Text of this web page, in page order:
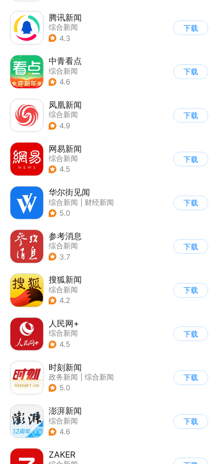
腾讯新闻
综合新闻
4.3
下载
中青看点
综合新闻
4.6
下载
凤凰新闻
综合新闻
4.9
下载
网易新闻
综合新闻
4.5
下载
华尔街见闻
综合新闻
财经新闻
5.0
下载
参考消息
综合新闻
3.7
下载
搜狐新闻
综合新闻
4.2
下载
人民网+
综合新闻
4.5
下载
时刻新闻
政务新闻
综合新闻
5.0
下载
澎湃新闻
综合新闻
4.6
下载
ZAKER